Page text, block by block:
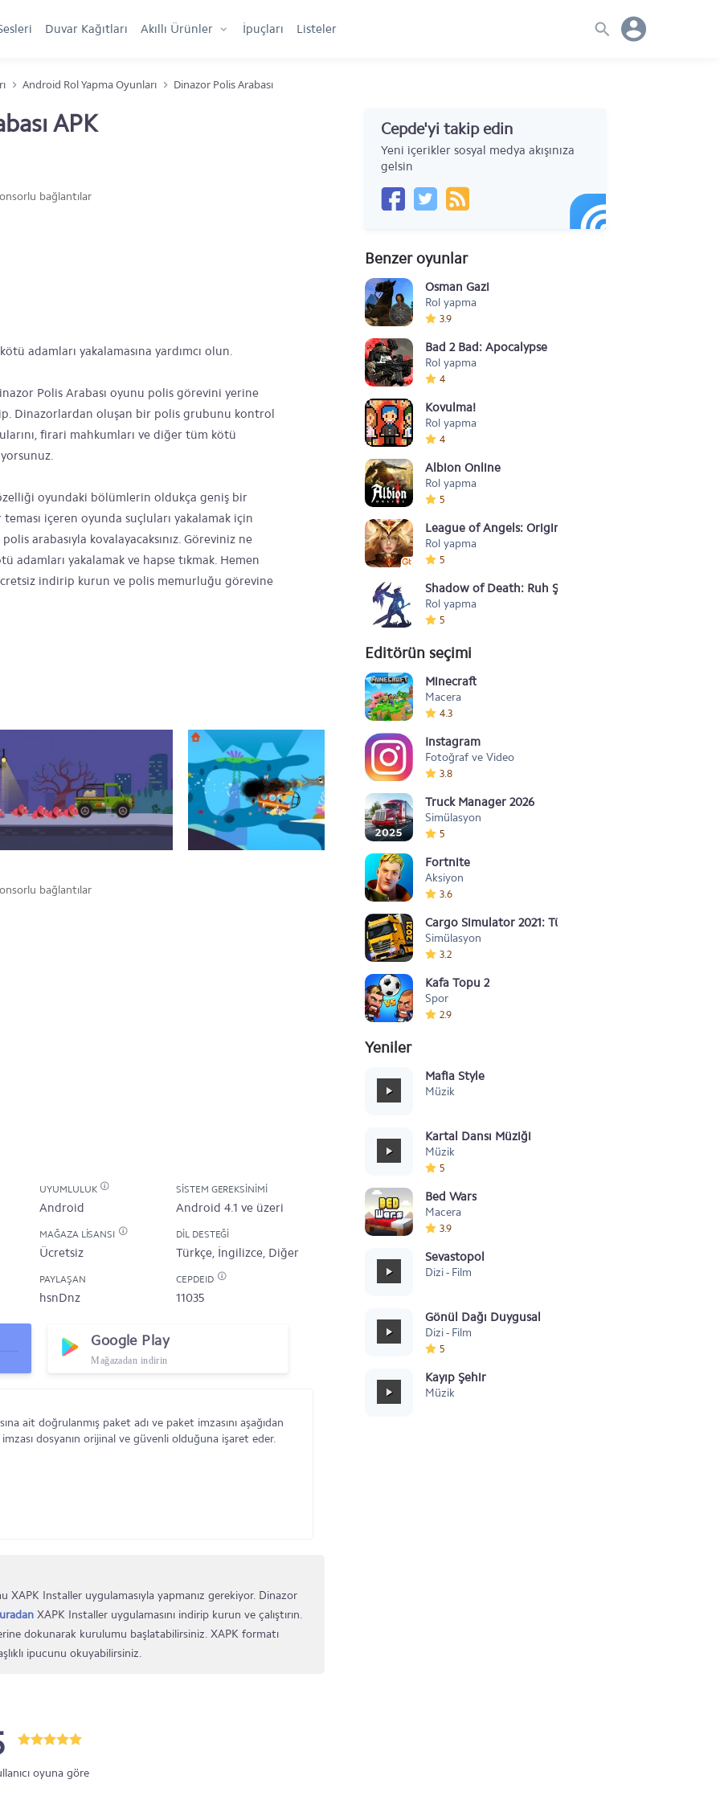
Duvar Kağıtları Akıllı Ürünler İpuçları Listeler
Android Rol Yapma Oyunları Dinazor Polis Arabası
APK
bağlantılar
adamları yakalamasına yardımcı olun.
Polis Arabası oyunu polis görevini yerine
Dinazorlardan oluşan bir polis grubunu kontrol
firari mahkumları ve diğer tüm kötü
oyundaki bölümlerin oldukça geniş bir
içeren oyunda suçluları yakalamak için
arabasıyla kovalayacaksınız. Göreviniz ne
adamları yakalamak ve hapse tıkmak. Hemen
indirip kurun ve polis memurluğu görevine
bağlantılar
UYUMLULUK
Android
SISTEM GEREKSINIMI
Android 4.1 ve üzeri
MAĞAZA LISANSI
Ücretsiz
DIL DESTEĞI
Türkçe, İngilizce, Diğer
PAYLAŞAN
hsnDnz
CEPDEID
11035
Google Play
Mağazadan indirin
ait doğrulanmış paket adı ve paket imzasını aşağıdan
dosyanın orijinal ve güvenli olduğuna işaret eder.
Installer uygulamasıyla yapmanız gerekiyor. Dinazor
XAPK Installer uygulamasını indirip kurun ve çalıştırın.
dokunarak kurulumu başlatabilirsiniz. XAPK formatı
ipucunu okuyabilirsiniz.
Cepde'yi takip edin
Yeni içerikler sosyal medya akışınıza
gelsin
Benzer oyunlar
Osman Gazi
Rol yapma
3.9
Bad 2 Bad: Apocalypse
Rol yapma
4
Kovulma!
Rol yapma
4
Albion Online
Rol yapma
5
League of Angels: Origins
Rol yapma
5
Shadow of Death: Ruh Şövalyesi
Rol yapma
5
Editörün seçimi
Minecraft
Macera
4.3
Instagram
Fotoğraf ve Video
3.8
Truck Manager 2026
Simülasyon
5
Fortnite
Aksiyon
3.6
Cargo Simulator 2021: Türkiye
Simülasyon
3.2
Kafa Topu 2
Spor
2.9
Yeniler
Mafia Style
Müzik
Kartal Dansı Müziği
Müzik
5
Bed Wars
Macera
3.9
Sevastopol
Dizi - Film
Gönül Dağı Duygusal
Dizi - Film
5
Kayıp Şehir
Müzik
oyuna göre